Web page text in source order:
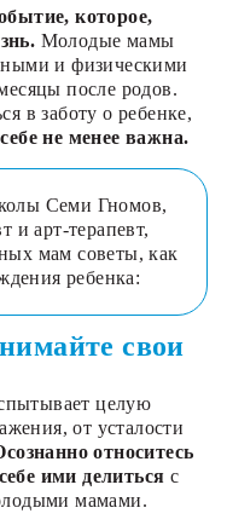
которое,
Молодые мамы
и физическими
после родов.
в заботу о ребенке,
не менее важна.
Семи Гномов,
и арт-терапевт,
мам советы, как
ребенка:
свои
целую
от усталости
относитесь
ими делиться с
мамами.